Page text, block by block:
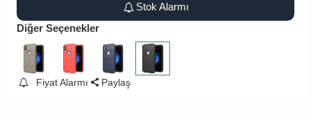
Stok Alarmı
Diğer Seçenekler
Fiyat Alarmı Paylaş